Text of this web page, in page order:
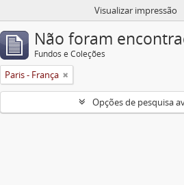
Visualizar impressão
Não foram
Fundos e Coleções
Paris - França
Opções de pesquisa